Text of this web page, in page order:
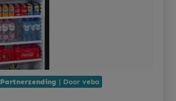
Partnerzending | Door veba